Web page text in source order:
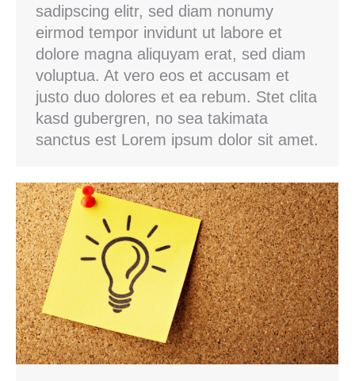
sadipscing elitr, sed diam nonumy
eirmod tempor invidunt ut labore et
dolore magna aliquyam erat, sed diam
voluptua. At vero eos et accusam et
justo duo dolores et ea rebum. Stet clita
kasd gubergren, no sea takimata
sanctus est Lorem ipsum dolor sit amet.